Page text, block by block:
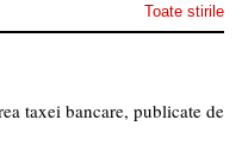
Toate stirile
taxei bancare, publicate de